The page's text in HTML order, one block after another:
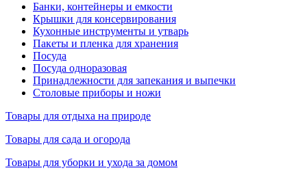
Банки, контейнеры и емкости
Крышки для консервирования
Кухонные инструменты и утварь
Пакеты и пленка для хранения
Посуда
Посуда одноразовая
Принадлежности для запекания и выпечки
Столовые приборы и ножи
Товары для отдыха на природе
Товары для сада и огорода
Товары для уборки и ухода за домом